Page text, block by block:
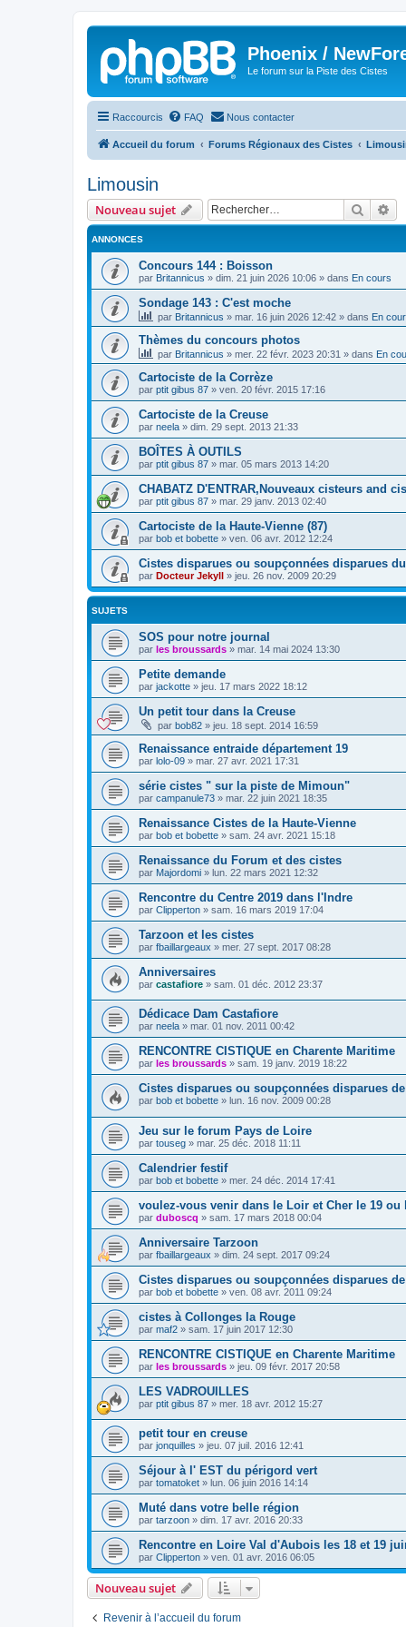
Phoenix /
Le forum sur la Piste des Cistes
Raccourcis FAQ Nous contacter
Accueil du forum Forums Régionaux des Cistes
Limousin
Nouveau sujet
ANNONCES
Concours 144 : Boisson
par Britannicus » dim. 21 juin 2026 10:06 » dans En cours
Sondage 143 : C'est moche
par Britannicus » mar. 16 juin 2026 12:42 » dans En
Thèmes du concours photos
par Britannicus » mer. 22 févr. 2023 20:31 » dans En
Cartociste de la Corrèze
par ptit gibus 87 » ven. 20 févr. 2015 17:16
Cartociste de la Creuse
par neela » dim. 29 sept. 2013 21:33
BOÎTES À OUTILS
par ptit gibus 87 » mar. 05 mars 2013 14:20
CHABATZ D'ENTRAR,Nouveaux cisteurs and
par ptit gibus 87 » mar. 29 janv. 2013 02:40
Cartociste de la Haute-Vienne (87)
par bob et bobette » ven. 06 avr. 2012 12:24
Cistes disparues ou soupçonnées disparues
par Docteur Jekyll » jeu. 26 nov. 2009 20:29
SUJETS
SOS pour notre journal
par les broussards » mar. 14 mai 2024 13:30
Petite demande
par jackotte » jeu. 17 mars 2022 18:12
Un petit tour dans la Creuse
par bob82 » jeu. 18 sept. 2014 16:59
Renaissance entraide département 19
par lolo-09 » mar. 27 avr. 2021 17:31
série cistes " sur la piste de Mimoun"
par campanule73 » mar. 22 juin 2021 18:35
Renaissance Cistes de la Haute-Vienne
par bob et bobette » sam. 24 avr. 2021 15:18
Renaissance du Forum et des cistes
par Majordomi » lun. 22 mars 2021 12:32
Rencontre du Centre 2019 dans l'Indre
par Clipperton » sam. 16 mars 2019 17:04
Tarzoon et les cistes
par fbaillargeaux » mer. 27 sept. 2017 08:28
Anniversaires
par castafiore » sam. 01 déc. 2012 23:37
Dédicace Dam Castafiore
par neela » mar. 01 nov. 2011 00:42
RENCONTRE CISTIQUE en Charente Maritime
par les broussards » sam. 19 janv. 2019 18:22
Cistes disparues ou soupçonnées disparues de
par bob et bobette » lun. 16 nov. 2009 00:28
Jeu sur le forum Pays de Loire
par touseg » mar. 25 déc. 2018 11:11
Calendrier festif
par bob et bobette » mer. 24 déc. 2014 17:41
voulez-vous venir dans le Loir et Cher le 19 ou
par duboscq » sam. 17 mars 2018 00:04
Anniversaire Tarzoon
par fbaillargeaux » dim. 24 sept. 2017 09:24
Cistes disparues ou soupçonnées disparues de
par bob et bobette » ven. 08 avr. 2011 09:24
cistes à Collonges la Rouge
par maf2 » sam. 17 juin 2017 12:30
RENCONTRE CISTIQUE en Charente Maritime
par les broussards » jeu. 09 févr. 2017 20:58
LES VADROUILLES
par ptit gibus 87 » mer. 18 avr. 2012 15:27
petit tour en creuse
par jonquilles » jeu. 07 juil. 2016 12:41
Séjour à l' EST du périgord vert
par tomatoket » lun. 06 juin 2016 14:14
Muté dans votre belle région
par tarzoon » dim. 17 avr. 2016 20:33
Rencontre en Loire Val d'Aubois les 18 et 19
par Clipperton » ven. 01 avr. 2016 06:05
Nouveau sujet
Revenir à l’accueil du forum